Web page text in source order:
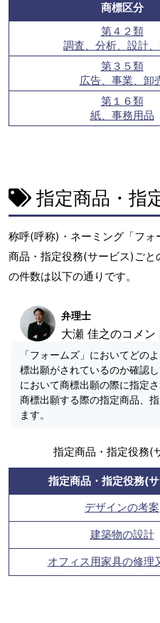
商標区分
第４２類
調査、分析、設計
第３５類
広告、事業、卸
第１６類
紙、事務用品
指定商品・指
称呼(呼称)・ネーミング「フ
商品・指定役務(サービス)ご
の件数は以下の通りです。
弁理士
大瀬 佳之のコメン
「フォームズ」においてどの
標出願がされているのか確認
において商標出願の際に指定
商標出願する際の指定商品、
ます。
指定商品・指定役務(
指定商品・指定役務(
デザインの考案
建築物の設計
オフィス用家具の修理